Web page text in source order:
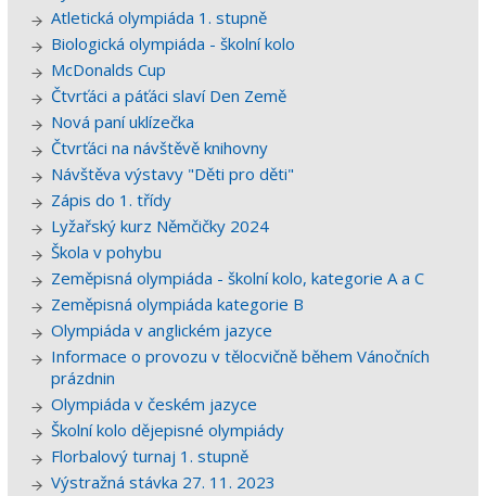
Atletická olympiáda 1. stupně
Biologická olympiáda - školní kolo
McDonalds Cup
Čtvrťáci a páťáci slaví Den Země
Nová paní uklízečka
Čtvrťáci na návštěvě knihovny
Návštěva výstavy "Děti pro děti"
Zápis do 1. třídy
Lyžařský kurz Němčičky 2024
Škola v pohybu
Zeměpisná olympiáda - školní kolo, kategorie A a C
Zeměpisná olympiáda kategorie B
Olympiáda v anglickém jazyce
Informace o provozu v tělocvičně během Vánočních
prázdnin
Olympiáda v českém jazyce
Školní kolo dějepisné olympiády
Florbalový turnaj 1. stupně
Výstražná stávka 27. 11. 2023